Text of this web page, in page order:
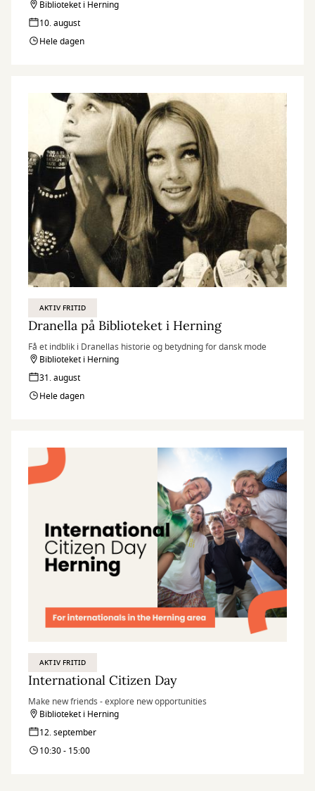
Biblioteket i Herning
10. august
Hele dagen
AKTIV FRITID
Dranella på Biblioteket i Herning
Få et indblik i Dranellas historie og betydning for dansk mode
Biblioteket i Herning
31. august
Hele dagen
AKTIV FRITID
International Citizen Day
Make new friends - explore new opportunities
Biblioteket i Herning
12. september
10:30 - 15:00